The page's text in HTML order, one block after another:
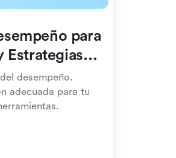
para
Estrategias
desempeño.
adecuada para tu